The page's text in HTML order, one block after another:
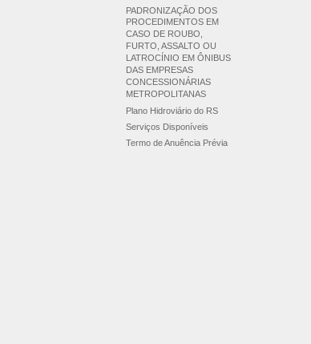
PADRONIZAÇÃO DOS
PROCEDIMENTOS EM
CASO DE ROUBO,
FURTO, ASSALTO OU
LATROCÍNIO EM ÔNIBUS
DAS EMPRESAS
CONCESSIONÁRIAS
METROPOLITANAS
Plano Hidroviário do RS
Serviços Disponíveis
Termo de Anuência Prévia